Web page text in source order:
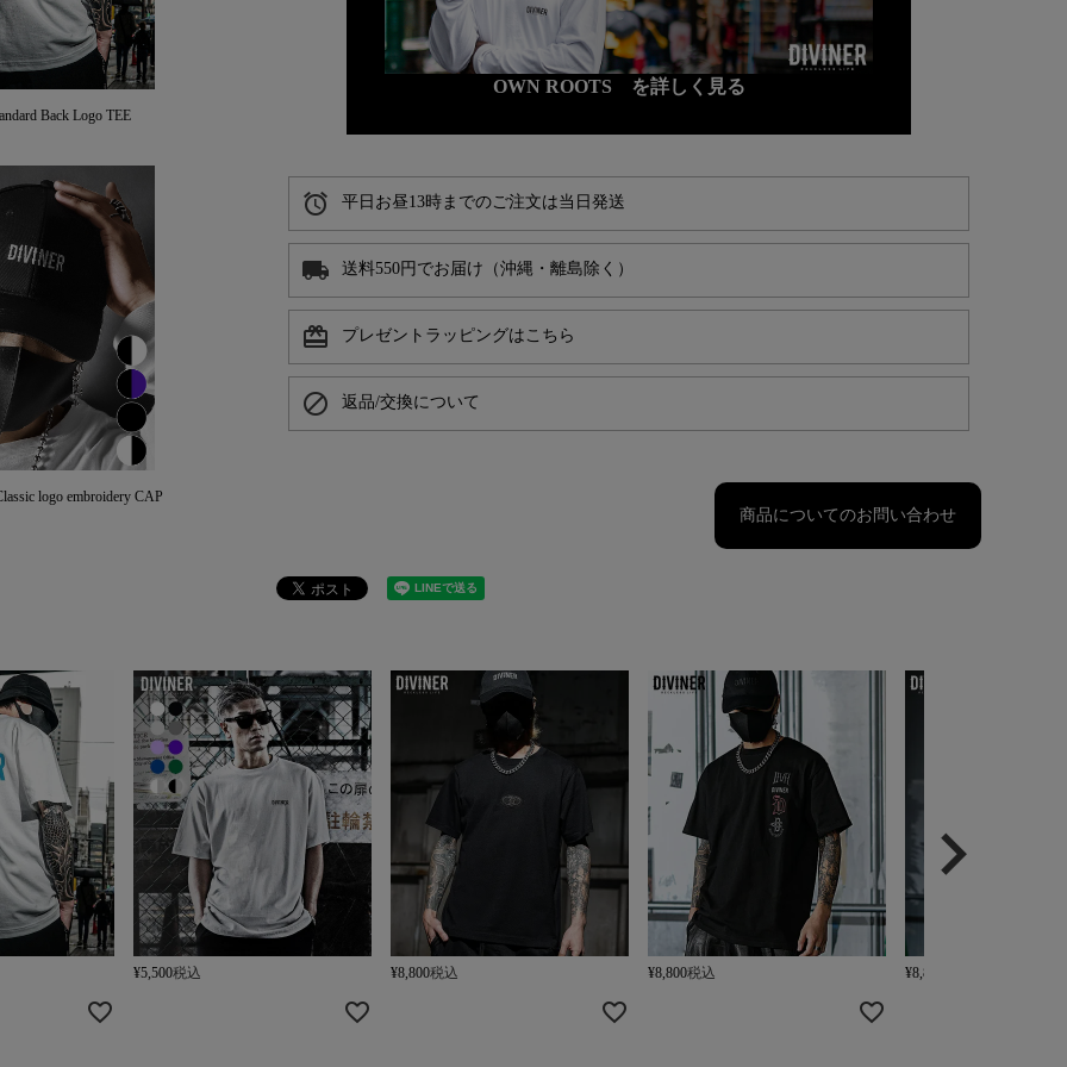
Back Logo TEE
logo embroidery CAP
OWN ROOTS を詳しく見る
alarm 平日お昼13時までのご注文は当日発送
local_shipping 送料550円でお届け（沖縄・離島除く）
card_giftcard プレゼントラッピングはこちら
block 返品/交換について
商品についてのお問い合わせ
¥5,500税込 ¥8,800税込 ¥8,800税込 ¥8,800